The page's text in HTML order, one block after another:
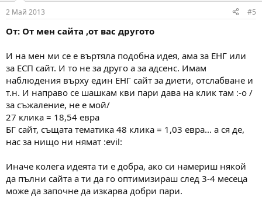
2 Май 2013 #5
От: От мен сайта ,от вас другото
И на мен ми се е въртяла подобна идея, ама за ЕНГ или
за ЕСП сайт. И то не за друго а за адсенс. Имам
наблюдения върху един ЕНГ сайт за диети, отслабване и
т.н. И направо се шашкам кви пари дава на клик там :-o /
за съжаление, не е мой/
27 клика = 18,54 евра
БГ сайт, същата тематика 48 клика = 1,03 евра... а ся де,
нас за нищо ни нямат :evil:
Иначе колега идеята ти е добра, ако си намериш някой
да пълни сайта а ти да го оптимизираш след 3-4 месеца
може да започне да изкарва добри пари.